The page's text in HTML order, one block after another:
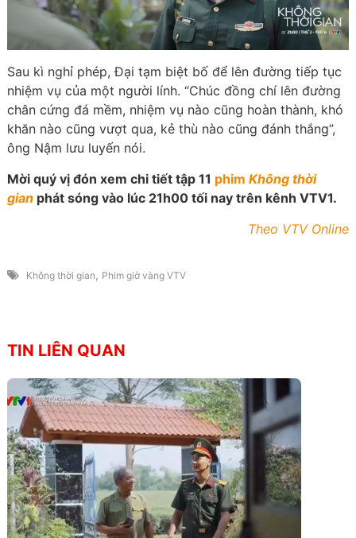
Sau kì nghỉ phép, Đại tạm biệt bố để lên đường tiếp tục
nhiệm vụ của một người lính. “Chúc đồng chí lên đường
chân cứng đá mềm, nhiệm vụ nào cũng hoàn thành, khó
khăn nào cũng vượt qua, kẻ thù nào cũng đánh thắng”,
ông Nậm lưu luyến nói.
Mời quý vị đón xem chi tiết tập 11 phim Không thời
gianphát sóng vào lúc 21h00 tối nay trên kênh VTV1.
Theo VTV Online
Không thời gian , Phim giờ vàng VTV
TIN LIÊN QUAN